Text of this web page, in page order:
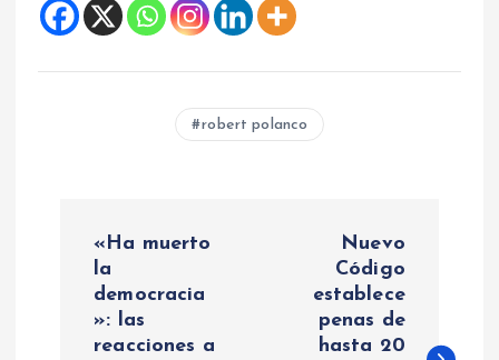
robert polanco
«Ha muerto
la
democracia
»: las
reacciones a
Nuevo
Código
establece
penas de
hasta 20